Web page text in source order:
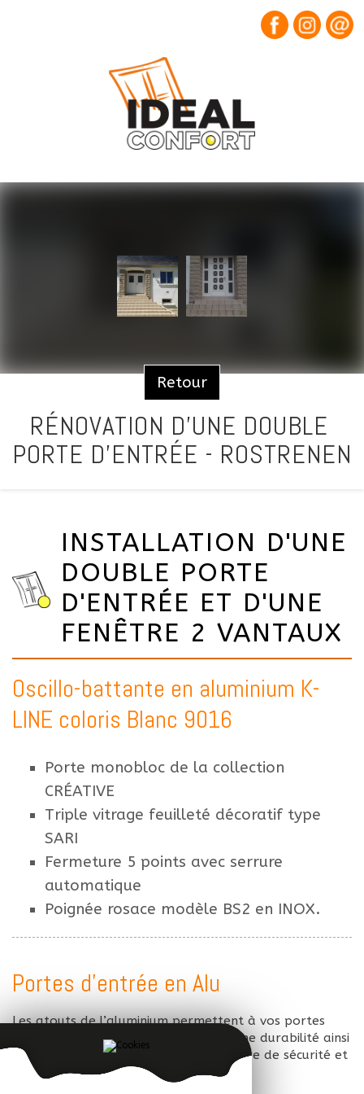
Retour
RÉNOVATION D'UNE DOUBLE
PORTE D'ENTRÉE - ROSTRENEN
INSTALLATION D'UNE
DOUBLE PORTE
D'ENTRÉE ET D'UNE
FENÊTRE 2 VANTAUX
Oscillo-battante en aluminium K-
LINE coloris Blanc 9016
Porte monobloc de la collection
CRÉATIVE
Triple vitrage feuilleté décoratif type
SARI
Fermeture 5 points avec serrure
automatique
Poignée rosace modèle BS2 en INOX.
Portes d'entrée en Alu
Les atouts de l’aluminium permettent à vos portes
d’entrées alu de bénéficier d’une bonne durabilité ainsi
que de hautes performances en matière de sécurité et
d’isolation.